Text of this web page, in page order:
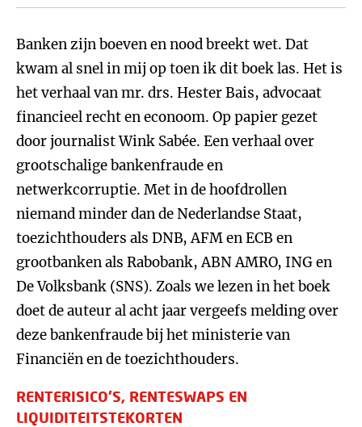
Banken zijn boeven en nood breekt wet. Dat
kwam al snel in mij op toen ik dit boek las. Het is
het verhaal van mr. drs. Hester Bais, advocaat
financieel recht en econoom. Op papier gezet
door journalist Wink Sabée. Een verhaal over
grootschalige bankenfraude en
netwerkcorruptie. Met in de hoofdrollen
niemand minder dan de Nederlandse Staat,
toezichthouders als DNB, AFM en ECB en
grootbanken als Rabobank, ABN AMRO, ING en
De Volksbank (SNS). Zoals we lezen in het boek
doet de auteur al acht jaar vergeefs melding over
deze bankenfraude bij het ministerie van
Financiën en de toezichthouders.
RENTERISICO’S, RENTESWAPS EN
LIQUIDITEITSTEKORTEN